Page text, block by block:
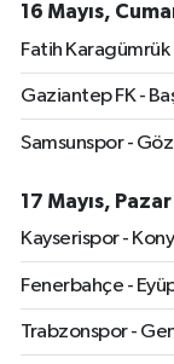
16 Mayıs,
Fatih Karagümrük
Gaziantep FK -
Samsunspor -
17 Mayıs, Pazar
Kayserispor -
Fenerbahçe -
Trabzonspor -